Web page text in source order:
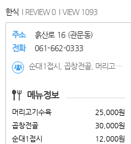
한식 REVIEW 0 VIEW 1093
주소
흙산로 16 (관문동)
전화
061-662-0333
순대1접시, 곱창전골, 머리고기수육, 굴국밥(계절메뉴), 황태진국, 선지국밥, 순대국밥, 머리국밥, 모듬국밥
메뉴정보
머리고기수육
25,000원
곱창전골
30,000원
순대1접시
12,000원